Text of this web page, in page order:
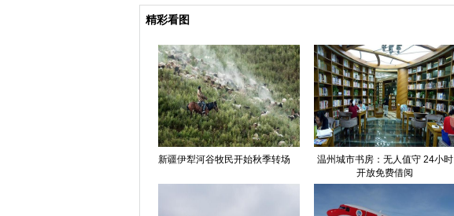
精彩看图
新疆伊犁河谷牧民开始秋季转场
温州城市书房：无人值守 24小时
开放免费借阅